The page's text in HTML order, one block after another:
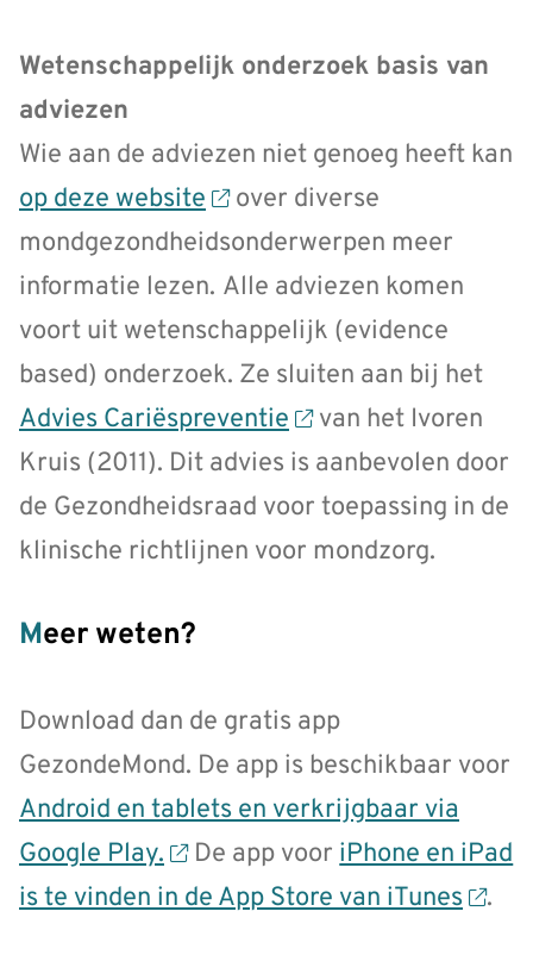
Wetenschappelijk onderzoek basis van
adviezen
Wie aan de adviezen niet genoeg heeft kan
op deze website
over diverse
mondgezondheidsonderwerpen meer
informatie lezen. Alle adviezen komen
voort uit wetenschappelijk (evidence
based) onderzoek. Ze sluiten aan bij het
Advies Cariëspreventie
van het Ivoren
Kruis (2011). Dit advies is aanbevolen door
de Gezondheidsraad voor toepassing in de
klinische richtlijnen voor mondzorg.
Meer weten?
Download dan de gratis app
GezondeMond. De app is beschikbaar voor
Android en tablets en verkrijgbaar via
Google Play.
De app voor iPhone en iPad
is te vinden in de App Store van iTunes
.